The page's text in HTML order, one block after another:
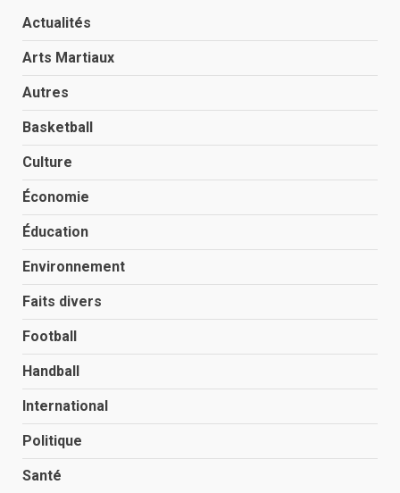
Actualités
Arts Martiaux
Autres
Basketball
Culture
Économie
Éducation
Environnement
Faits divers
Football
Handball
International
Politique
Santé